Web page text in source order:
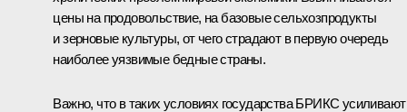
цены на продовольствие, на базовые сельхозпродукты
и зерновые культуры, от чего страдают в первую очередь
наиболее уязвимые бедные страны.
Важно, что в таких условиях государства БРИКС усиливают